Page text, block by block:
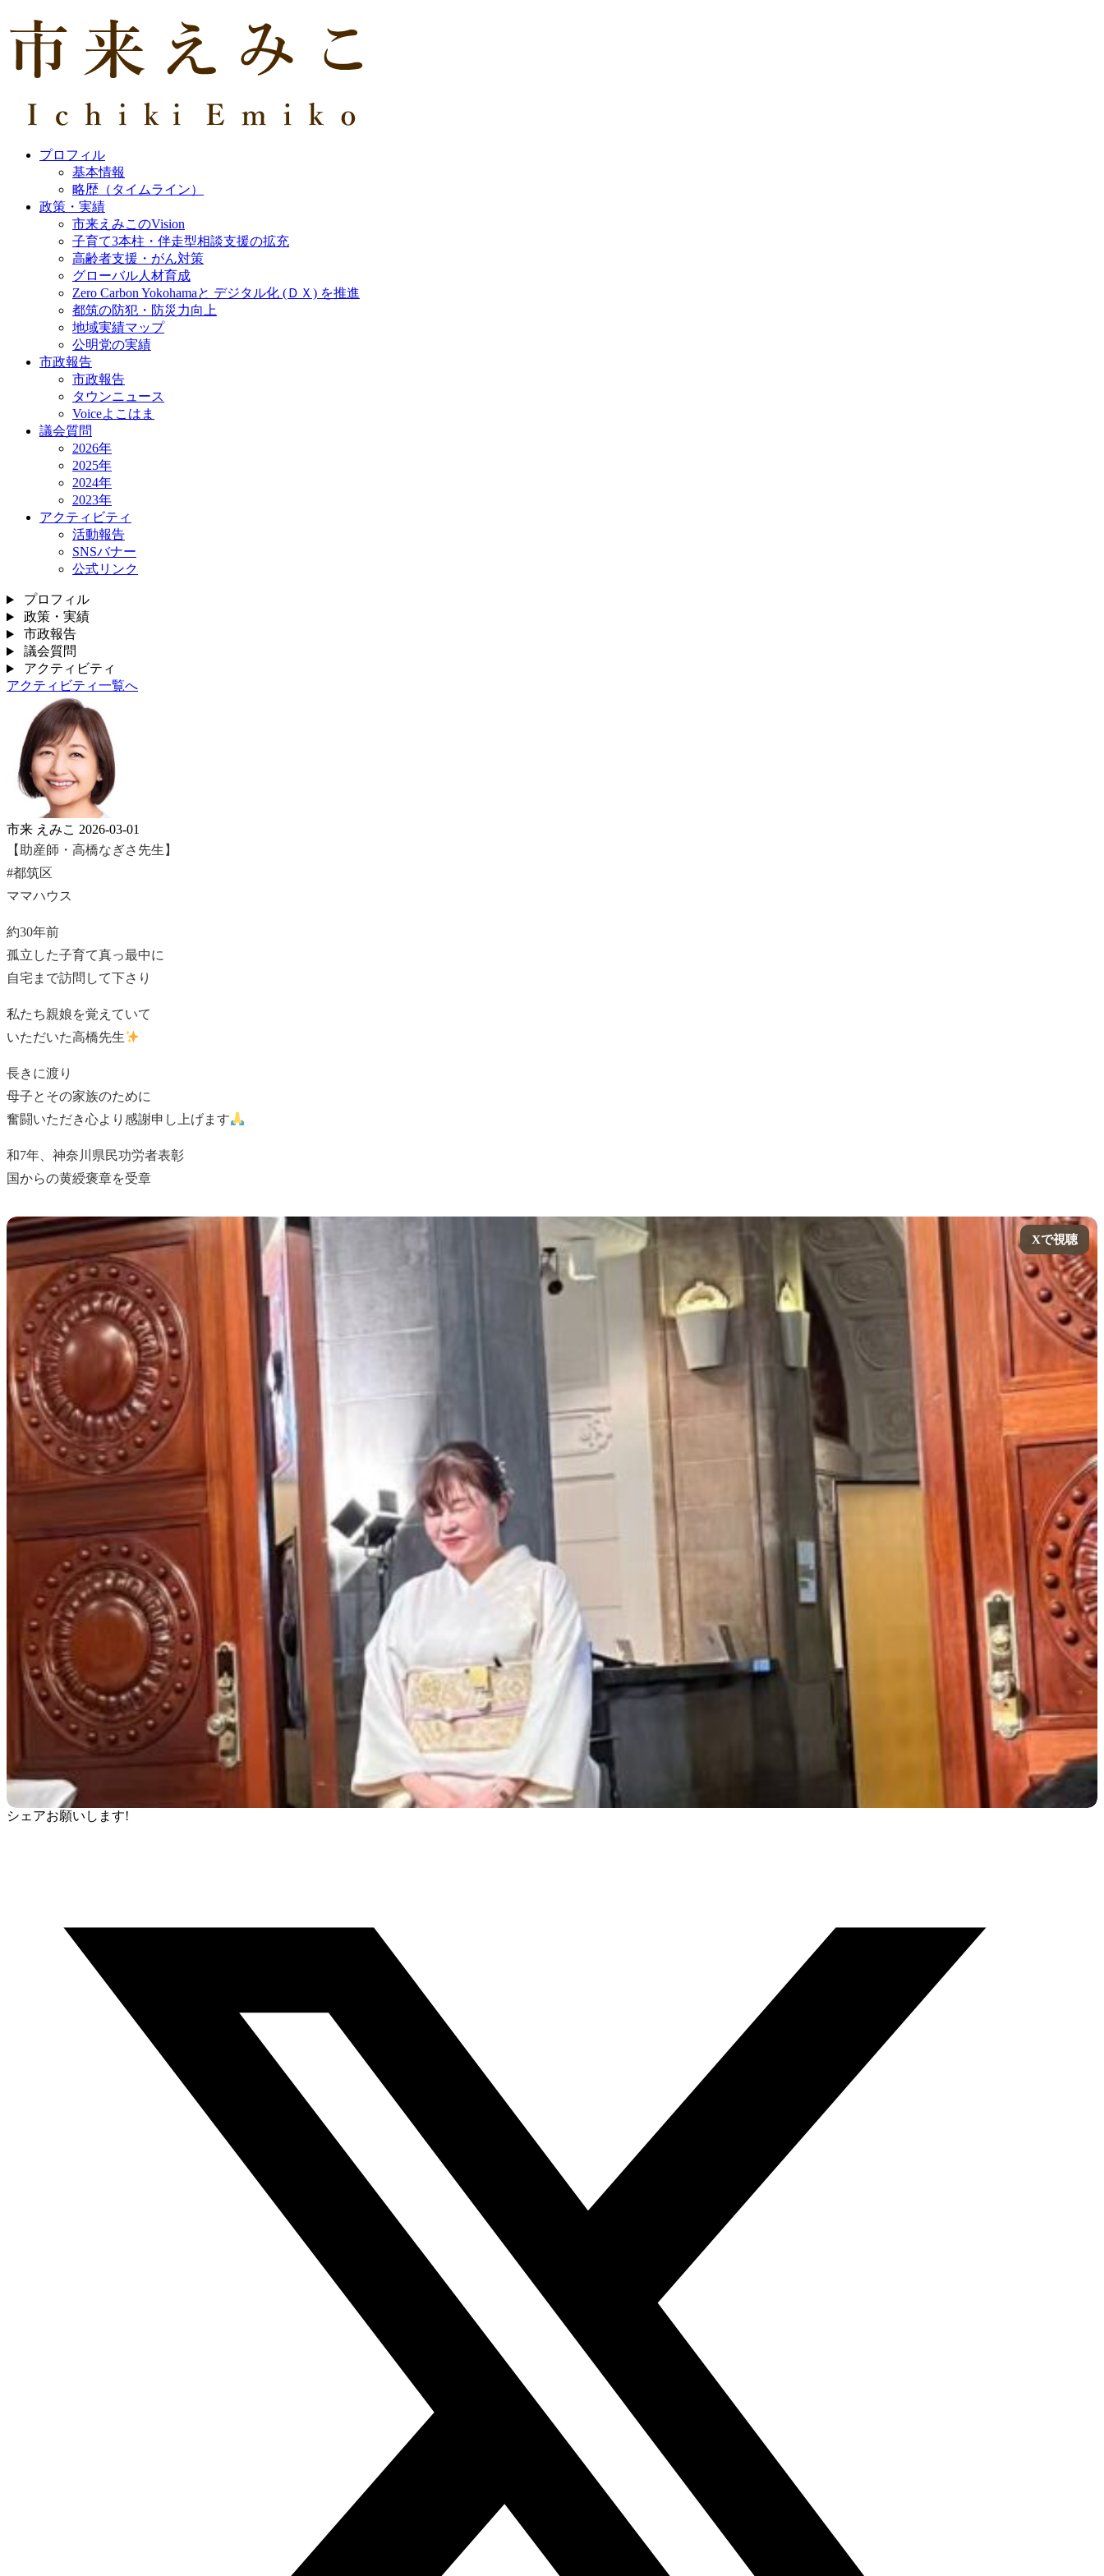
プロフィル
基本情報
略歴（タイムライン）
政策・実績
市来えみこのVision
子育て3本柱・伴走型相談支援の拡充
高齢者支援・がん対策
グローバル人材育成
Zero Carbon Yokohamaと デジタル化 (ＤＸ) を推進
都筑の防犯・防災力向上
地域実績マップ
公明党の実績
市政報告
市政報告
タウンニュース
Voiceよこはま
議会質問
2026年
2025年
2024年
2023年
アクティビティ
活動報告
SNSバナー
公式リンク
プロフィル
政策・実績
市政報告
議会質問
アクティビティ
アクティビティ一覧へ
市来 えみこ 2026-03-01
【助産師・高橋なぎさ先生】
#都筑区
ママハウス
約30年前
孤立した子育て真っ最中に
自宅まで訪問して下さり
私たち親娘を覚えていて
いただいた高橋先生
長きに渡り
母子とその家族のために
奮闘いただき心より感謝申し上げます
和7年、神奈川県民功労者表彰
国からの黄綬褒章を受章
Xで視聴
Xで視聴
シェアお願いします!